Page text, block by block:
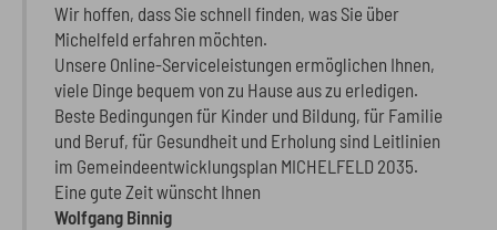
Wir hoffen, dass Sie schnell finden, was Sie über
Michelfeld erfahren möchten.
Unsere Online-Serviceleistungen ermöglichen Ihnen,
viele Dinge bequem von zu Hause aus zu erledigen.
Beste Bedingungen für Kinder und Bildung, für Familie
und Beruf, für Gesundheit und Erholung sind Leitlinien
im Gemeindeentwicklungsplan MICHELFELD 2035.
Eine gute Zeit wünscht Ihnen
Wolfgang Binnig